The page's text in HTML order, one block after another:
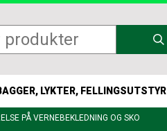
LYKTER, FELLINGSUTSTYR
PÅ VERNEBEKLEDNING OG SKO